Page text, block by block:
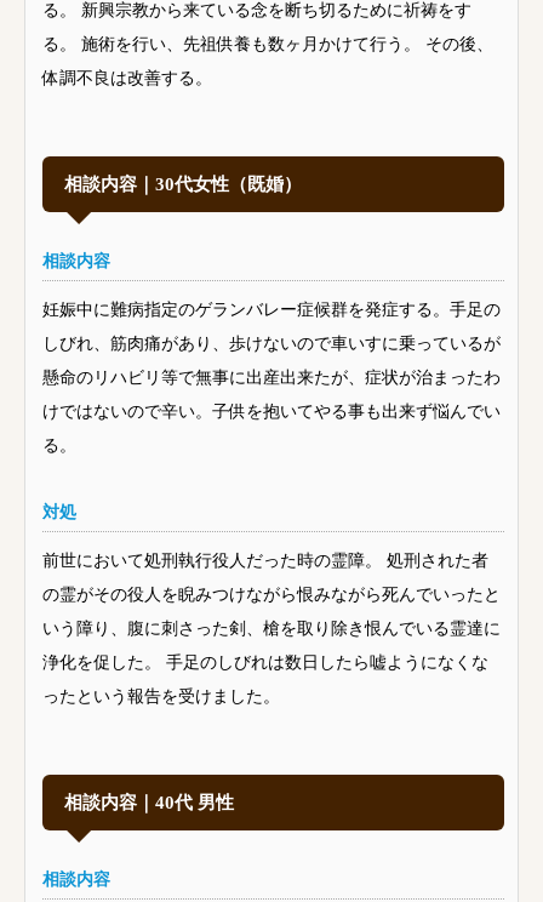
る。 新興宗教から来ている念を断ち切るために祈祷をす
る。 施術を行い、先祖供養も数ヶ月かけて行う。 その後、
体調不良は改善する。
相談内容｜30代女性（既婚）
相談内容
妊娠中に難病指定のゲランバレー症候群を発症する。手足の
しびれ、筋肉痛があり、歩けないので車いすに乗っているが
懸命のリハビリ等で無事に出産出来たが、症状が治まったわ
けではないので辛い。子供を抱いてやる事も出来ず悩んでい
る。
対処
前世において処刑執行役人だった時の霊障。 処刑された者
の霊がその役人を睨みつけながら恨みながら死んでいったと
いう障り、腹に刺さった剣、槍を取り除き恨んでいる霊達に
浄化を促した。 手足のしびれは数日したら嘘ようになくな
ったという報告を受けました。
相談内容｜40代 男性
相談内容